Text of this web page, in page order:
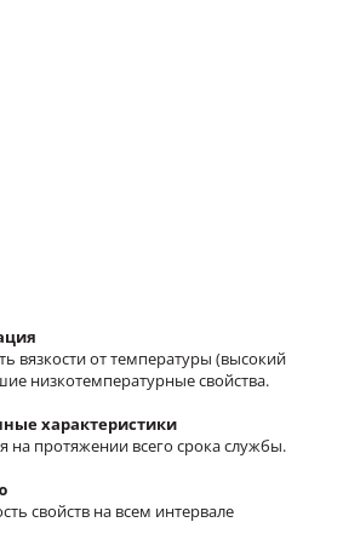
вязкости от температуры (высокий
низкотемпературные свойства.
характеристики
на протяжении всего срока службы.
свойств на всем интервале